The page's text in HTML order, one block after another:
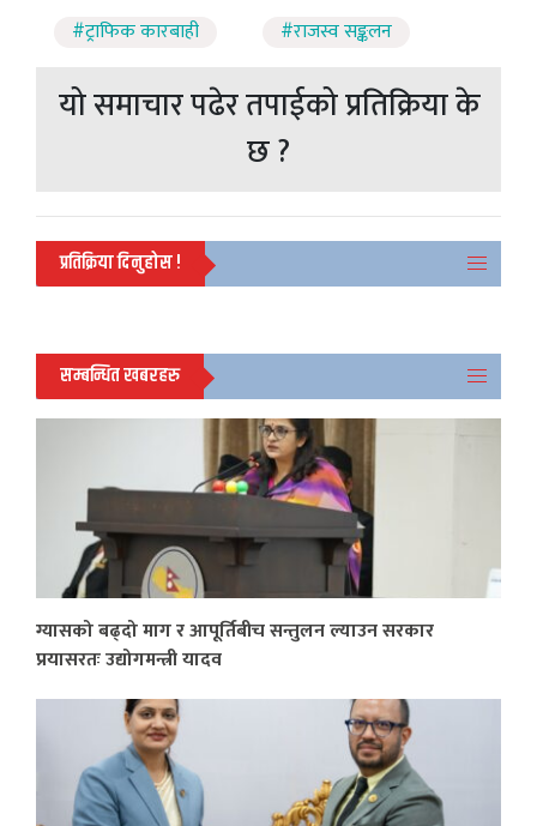
#ट्राफिक कारबाही #राजस्व सङ्कलन
यो समाचार पढेर तपाईको प्रतिक्रिया के
छ ?
प्रतिक्रिया दिनुहोस !
सम्बन्धित खबरहरु
ग्यासको बढ्दो माग र आपूर्तिबीच सन्तुलन ल्याउन सरकार
प्रयासरतः उद्योगमन्त्री यादव